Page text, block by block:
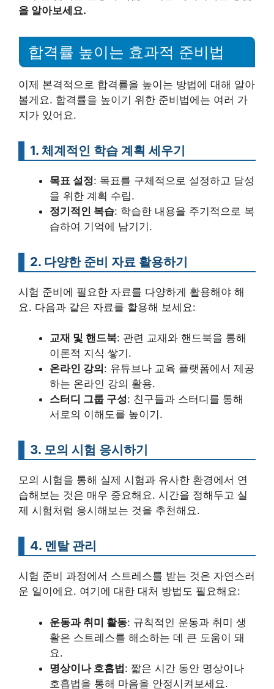
을 알아보세요.
합격률 높이는 효과적 준비법
이제 본격적으로 합격률을 높이는 방법에 대해 알아
볼게요. 합격률을 높이기 위한 준비법에는 여러 가
지가 있어요.
1. 체계적인 학습 계획 세우기
목표 설정: 목표를 구체적으로 설정하고 달성
을 위한 계획 수립.
정기적인 복습: 학습한 내용을 주기적으로 복
습하여 기억에 남기기.
2. 다양한 준비 자료 활용하기
시험 준비에 필요한 자료를 다양하게 활용해야 해
요. 다음과 같은 자료를 활용해 보세요:
교재 및 핸드북: 관련 교재와 핸드북을 통해
이론적 지식 쌓기.
온라인 강의 : 유튜브나 교육 플랫폼에서 제공
하는 온라인 강의 활용.
스터디 그룹 구성: 친구들과 스터디를 통해
서로의 이해도를 높이기.
3. 모의 시험 응시하기
모의 시험을 통해 실제 시험과 유사한 환경에서 연
습해보는 것은 매우 중요해요. 시간을 정해두고 실
제 시험처럼 응시해보는 것을 추천해요.
4. 멘탈 관리
시험 준비 과정에서 스트레스를 받는 것은 자연스러
운 일이에요. 여기에 대한 대처 방법도 필요해요:
운동과 취미 활동: 규칙적인 운동과 취미 생
활은 스트레스를 해소하는 데 큰 도움이 돼
요.
명상이나 호흡법: 짧은 시간 동안 명상이나
호흡법을 통해 마음을 안정시켜보세요.